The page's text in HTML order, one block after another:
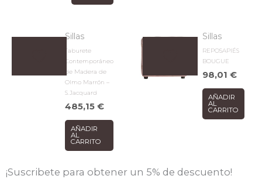
Sillas
Taburete
Contemporáneo
de Madera de
Olmo Marrón –
S.Jacquard
485,15€
AÑADIR
AL
CARRITO
Sillas
REPOSAPIÉS
BOUGUE
98,01€
AÑADIR
AL
CARRITO
¡Suscribete para obtener un 5% de descuento!